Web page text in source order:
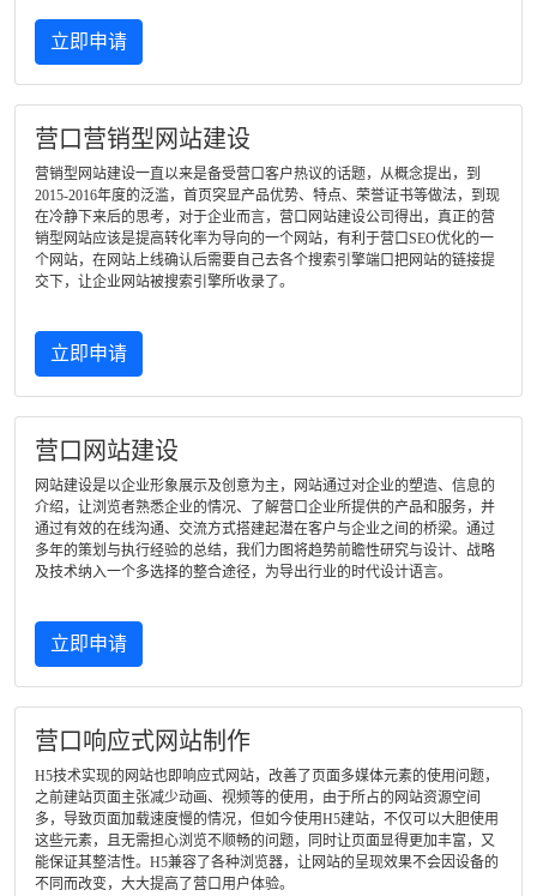
立即申请
营口营销型网站建设
营销型网站建设一直以来是备受营口客户热议的话题，从概念提出，到
2015-2016年度的泛滥，首页突显产品优势、特点、荣誉证书等做法，到现
在冷静下来后的思考，对于企业而言，营口网站建设公司得出，真正的营
销型网站应该是提高转化率为导向的一个网站，有利于营口SEO优化的一
个网站，在网站上线确认后需要自己去各个搜索引擎端口把网站的链接提
交下，让企业网站被搜索引擎所收录了。
立即申请
营口网站建设
网站建设是以企业形象展示及创意为主，网站通过对企业的塑造、信息的
介绍，让浏览者熟悉企业的情况、了解营口企业所提供的产品和服务，并
通过有效的在线沟通、交流方式搭建起潜在客户与企业之间的桥梁。通过
多年的策划与执行经验的总结，我们力图将趋势前瞻性研究与设计、战略
及技术纳入一个多选择的整合途径，为导出行业的时代设计语言。
立即申请
营口响应式网站制作
H5技术实现的网站也即响应式网站，改善了页面多媒体元素的使用问题，
之前建站页面主张减少动画、视频等的使用，由于所占的网站资源空间
多，导致页面加载速度慢的情况，但如今使用H5建站，不仅可以大胆使用
这些元素，且无需担心浏览不顺畅的问题，同时让页面显得更加丰富，又
能保证其整洁性。H5兼容了各种浏览器，让网站的呈现效果不会因设备的
不同而改变，大大提高了营口用户体验。